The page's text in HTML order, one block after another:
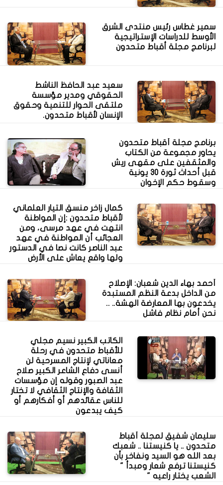
سمير غطاس رئيس منتدى الشرق
الأوسط للدراسات الإستراتيجية
لبرنامج مجلة أقباط متحدون
سعيد عبد الحافظ الناشط
الحقوقي ومدير مؤسسة
ملتقى الحوار للتنمية وحقوق
الإنسان لأقباط متحدون.
برنامج مجلة أقباط متحدون
يحاور مجموعة من الكتاب
والمثقفين على مقهى ريش
قبل أحداث ثورة 30 يونية
وسقوط حكم الإخوان
كمال زاخر منسق التيار العلماني
لأقباط متحدون :إن المواطنة
انتهت في عهد مرسى، ومن
العجائب أن المواطنة في عهد
عبد الناصر كانت نصا في الدستور
ولها واقع يعاش على الأرض
أحمد بهاء الدين شعبان: الإصلاح
من الداخل بدعة النظم المستبدة
يخدعون بها المعارضة الهشة.. ..
نحن أمام نظام فاشل
الكاتب الكبير نسيم مجلي
للأقباط متحدون في رحلة
معاناتي لإنتاج المسرحية لن
أنسى دفاع الشاعر الكبير صلاح
عبد الصبور وقوله إن مؤسسات
الثقافة والإنتاج الثقافي لا تختار
للناس عقائدهم أو أفكارهم أو
كيف يبدعون
سليمان شفيق لمجلة أقباط
متحدون .. يا كنيستنا .. شعبك
بعد الله هو السيد ونفاخر بأن
كنيستنا ترفع شعار ومبدأ "
الشعب يختار راعيه "